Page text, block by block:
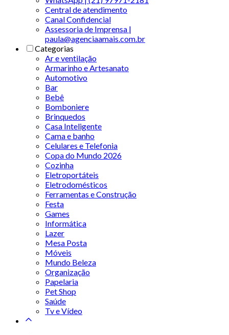
Central de atendimento
Canal Confidencial
Assessoria de Imprensa |
paula@agenciaamais.com.br
Categorias
Ar e ventilação
Armarinho e Artesanato
Automotivo
Bar
Bebê
Bomboniere
Brinquedos
Casa Inteligente
Cama e banho
Celulares e Telefonia
Copa do Mundo 2026
Cozinha
Eletroportáteis
Eletrodomésticos
Ferramentas e Construção
Festa
Games
Informática
Lazer
Mesa Posta
Móveis
Mundo Beleza
Organização
Papelaria
Pet Shop
Saúde
Tv e Vídeo